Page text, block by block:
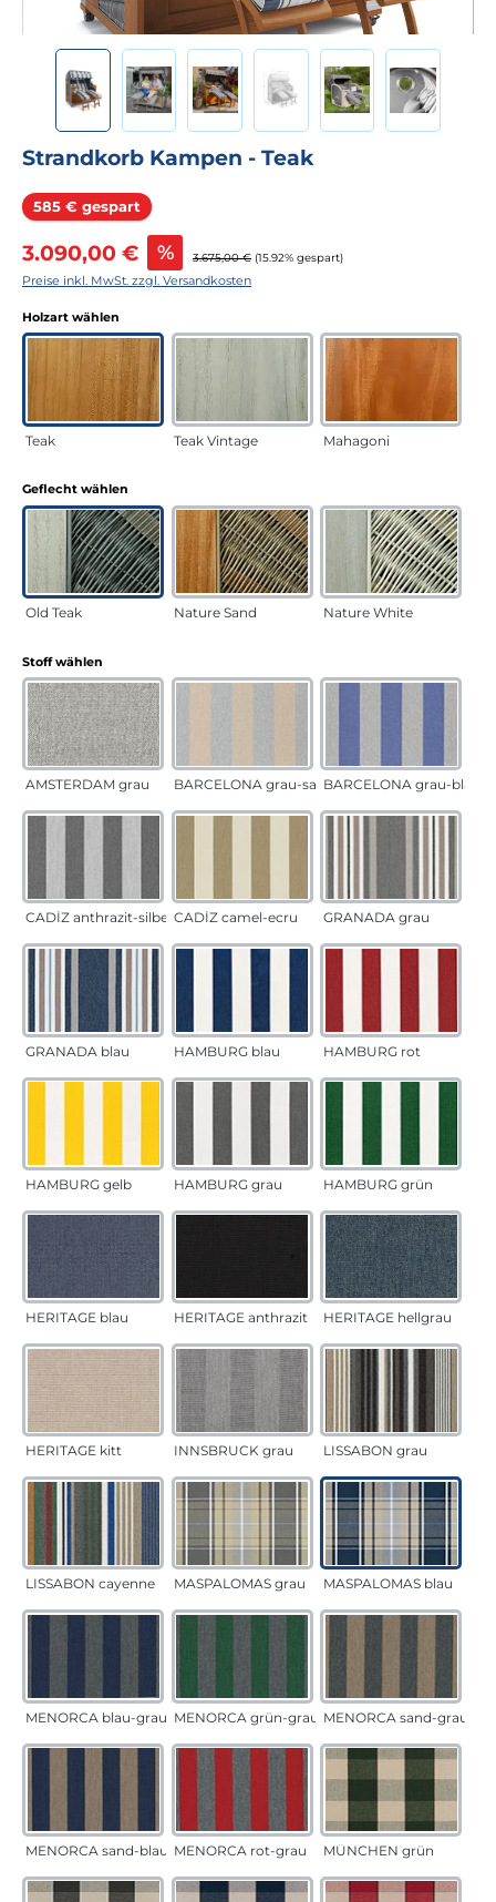
Strandkorb Kampen - Teak
585 € gespart Rabatt
Verkaufspreis:
3.090,00 € % Regulärer Preis:
3.675,00 € (15.92% gespart)
Preise inkl. MwSt. zzgl. Versandkosten
Holzart wählen
Teak Teak Vintage Mahagoni
Geflecht wählen
Old Teak Nature Sand Nature White
Stoff wählen
AMSTERDAM grau BARCELONA grau-sandBARCELONA grau-blau
CADÍZ anthrazit-silber CADÍZ camel-ecru GRANADA grau
GRANADA blau HAMBURG blau HAMBURG rot
HAMBURG gelb HAMBURG grau HAMBURG grün
HERITAGE blau HERITAGE anthrazit HERITAGE hellgrau
HERITAGE kitt INNSBRUCK grau LISSABON grau
LISSABON cayenne MASPALOMAS grau MASPALOMAS blau
MENORCA blau-grau MENORCA grün-grau MENORCA sand-grau
MENORCA sand-blau MENORCA rot-grau MÜNCHEN grün